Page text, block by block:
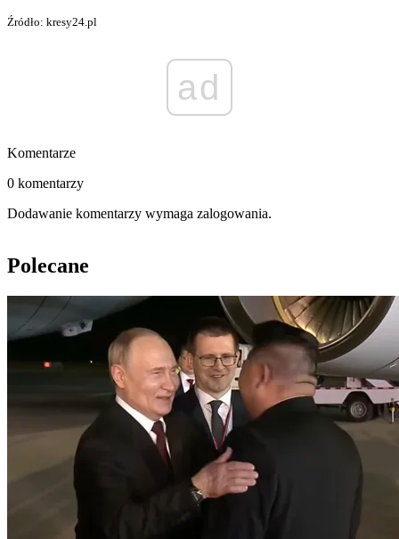
Źródło: kresy24.pl
ad
Komentarze
0 komentarzy
Dodawanie komentarzy wymaga zalogowania.
Polecane